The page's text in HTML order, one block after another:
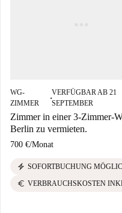
WG-
ZIMMER
■
VERFÜGBAR AB 21
SEPTEMBER
Zimmer in einer 3-Zimmer-
Berlin zu vermieten.
700 €/Monat
electric_bolt SOFORTBUCHUNG
euro VERBRAUCHSKOSTEN